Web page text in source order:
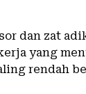
dan zat
yang
rendah